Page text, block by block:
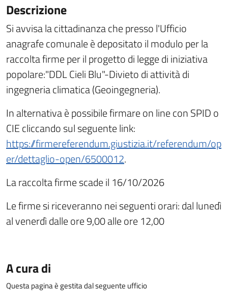
Descrizione
Si avvisa la cittadinanza che presso l'Ufficio
anagrafe comunale è depositato il modulo per la
raccolta firme per il progetto di legge di iniziativa
popolare:"DDL Cieli Blu"-Divieto di attività di
ingegneria climatica (Geoingegneria).
In alternativa è possibile firmare on line con SPID o
CIE cliccando sul seguente link:
https://firmereferendum.giustizia.it/referendum/op
er/dettaglio-open/6500012.
La raccolta firme scade il 16/10/2026
Le firme si riceveranno nei seguenti orari: dal lunedì
al venerdì dalle ore 9,00 alle ore 12,00
A cura di
Questa pagina è gestita dal seguente ufficio